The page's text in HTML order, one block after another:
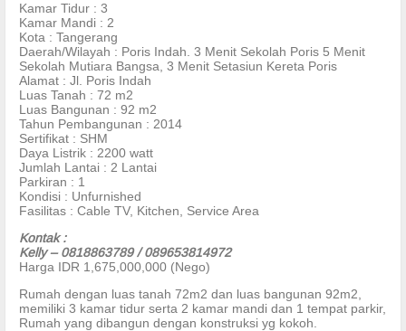
Kamar Tidur : 3
Kamar Mandi : 2
Kota : Tangerang
Daerah/Wilayah : Poris Indah. 3 Menit Sekolah Poris 5 Menit
Sekolah Mutiara Bangsa, 3 Menit Setasiun Kereta Poris
Alamat : Jl. Poris Indah
Luas Tanah : 72 m2
Luas Bangunan : 92 m2
Tahun Pembangunan : 2014
Sertifikat : SHM
Daya Listrik : 2200 watt
Jumlah Lantai : 2 Lantai
Parkiran : 1
Kondisi : Unfurnished
Fasilitas : Cable TV, Kitchen, Service Area
Kontak :
Kelly – 0818863789 / 089653814972
Harga IDR 1,675,000,000 (Nego)
Rumah dengan luas tanah 72m2 dan luas bangunan 92m2,
memiliki 3 kamar tidur serta 2 kamar mandi dan 1 tempat parkir,
Rumah yang dibangun dengan konstruksi yg kokoh.